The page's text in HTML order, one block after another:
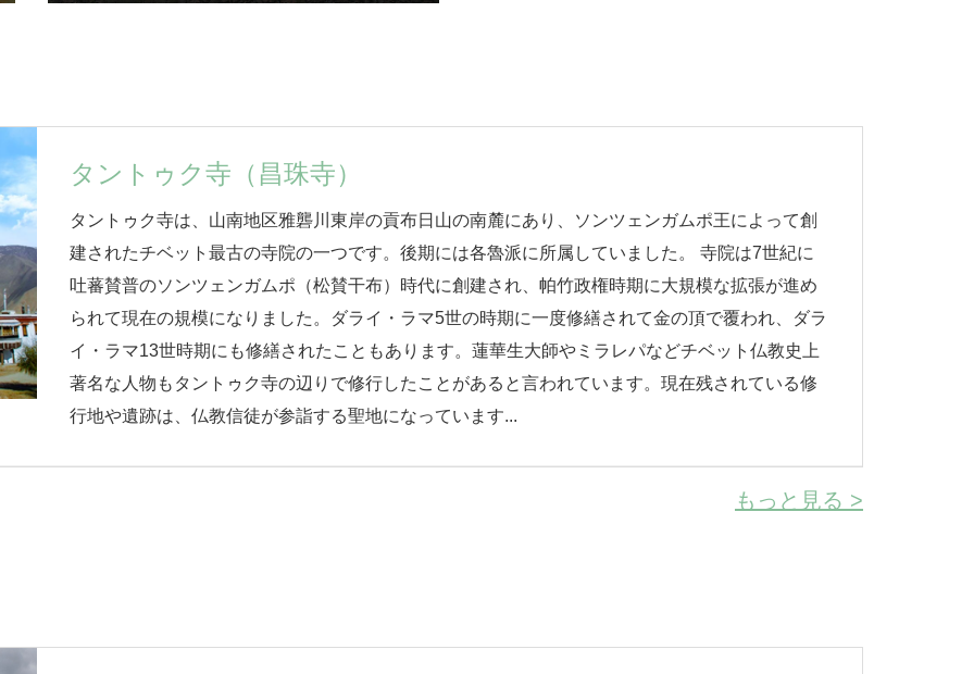
タントゥク寺（昌珠寺）
タントゥク寺は、山南地区雅礱川東岸の貢布日山の南麓にあり、ソンツェンガムポ王によって創
建されたチベット最古の寺院の一つです。後期には各魯派に所属していました。 寺院は7世紀に
吐蕃賛普のソンツェンガムポ（松賛干布）時代に創建され、帕竹政権時期に大規模な拡張が進め
られて現在の規模になりました。ダライ・ラマ5世の時期に一度修繕されて金の頂で覆われ、ダラ
イ・ラマ13世時期にも修繕されたこともあります。蓮華生大師やミラレパなどチベット仏教史上
著名な人物もタントゥク寺の辺りで修行したことがあると言われています。現在残されている修
行地や遺跡は、仏教信徒が参詣する聖地になっています...
もっと見る >